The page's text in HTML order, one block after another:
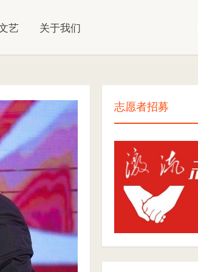
艺 关于我们
志愿者招募